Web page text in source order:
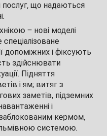
послуг, що надаються
– нові моделі
допоміжних і фіксують
здійснювати
Підняття
і ям; витяг з
заметів, підземних
і
кермом,
системою.